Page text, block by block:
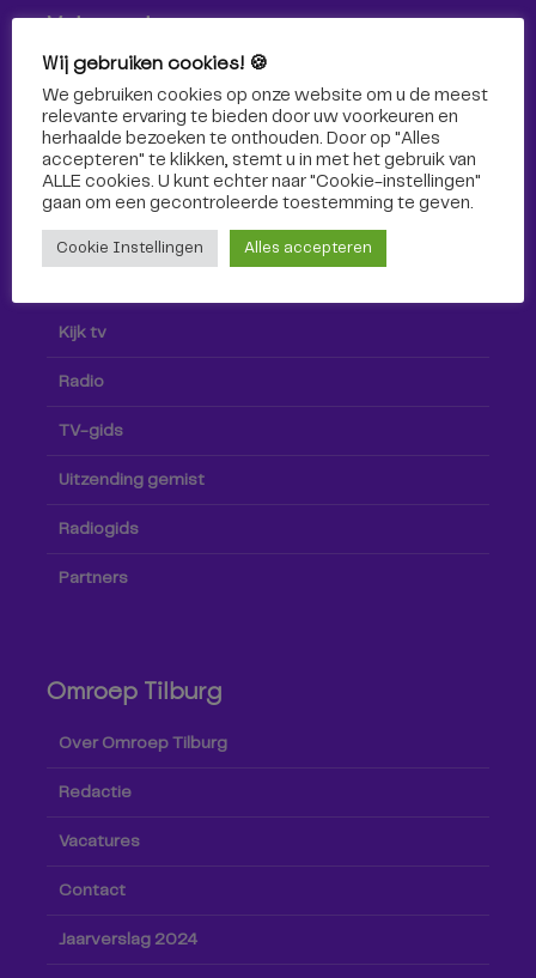
Volg ons!
Volg Omroep Tilburg niet alleen hier, maar ook via social
media!
Kijk tv
Radio
TV-gids
Uitzending gemist
Radiogids
Partners
Omroep Tilburg
Over Omroep Tilburg
Redactie
Vacatures
Contact
Jaarverslag 2024
Wij gebruiken cookies! 🍪
We gebruiken cookies op onze website om u de meest
relevante ervaring te bieden door uw voorkeuren en
herhaalde bezoeken te onthouden. Door op "Alles
accepteren" te klikken, stemt u in met het gebruik van
ALLE cookies. U kunt echter naar "Cookie-instellingen"
gaan om een ​​gecontroleerde toestemming te geven.
Cookie Instellingen Alles accepteren